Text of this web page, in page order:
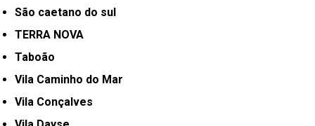
São caetano do sul
TERRA NOVA
Taboão
Vila Caminho do Mar
Vila Conçalves